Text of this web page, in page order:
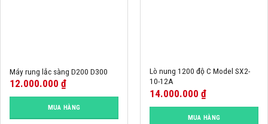
Máy rung lắc sàng D200 D300
12.000.000 ₫
MUA HÀNG
Lò nung 1200 độ C Model SX2-
10-12A
14.000.000 ₫
MUA HÀNG